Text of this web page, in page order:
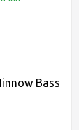
Bass